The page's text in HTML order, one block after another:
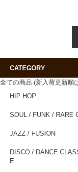
CATEGORY
全ての商品 (新入荷更新順
HIP HOP
SOUL / FUNK / RARE
JAZZ / FUSION
DISCO / DANCE
E